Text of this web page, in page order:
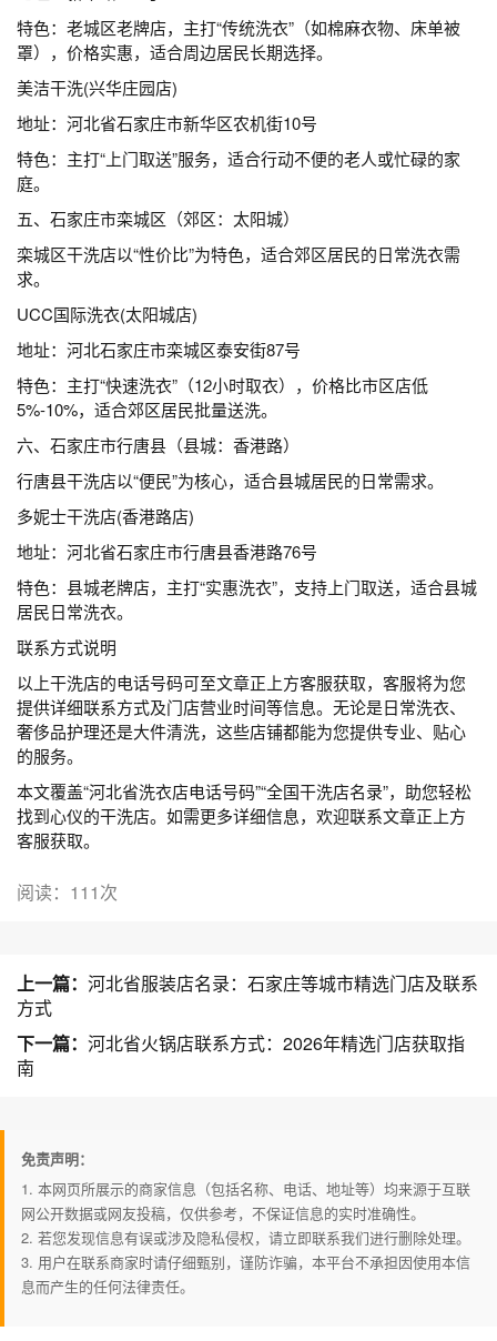
特色：老城区老牌店，主打“传统洗衣”（如棉麻衣物、床单被
罩），价格实惠，适合周边居民长期选择。
美洁干洗(兴华庄园店)
地址：河北省石家庄市新华区农机街10号
特色：主打“上门取送”服务，适合行动不便的老人或忙碌的家
庭。
五、石家庄市栾城区（郊区：太阳城）
栾城区干洗店以“性价比”为特色，适合郊区居民的日常洗衣需
求。
UCC国际洗衣(太阳城店)
地址：河北石家庄市栾城区泰安街87号
特色：主打“快速洗衣”（12小时取衣），价格比市区店低
5%-10%，适合郊区居民批量送洗。
六、石家庄市行唐县（县城：香港路）
行唐县干洗店以“便民”为核心，适合县城居民的日常需求。
多妮士干洗店(香港路店)
地址：河北省石家庄市行唐县香港路76号
特色：县城老牌店，主打“实惠洗衣”，支持上门取送，适合县城
居民日常洗衣。
联系方式说明
以上干洗店的电话号码可至文章正上方客服获取，客服将为您
提供详细联系方式及门店营业时间等信息。无论是日常洗衣、
奢侈品护理还是大件清洗，这些店铺都能为您提供专业、贴心
的服务。
本文覆盖“河北省洗衣店电话号码”“全国干洗店名录”，助您轻松
找到心仪的干洗店。如需更多详细信息，欢迎联系文章正上方
客服获取。
阅读：111次
上一篇： 河北省服装店名录：石家庄等城市精选门店及联系
方式
下一篇： 河北省火锅店联系方式：2026年精选门店获取指
南
免责声明：
1. 本网页所展示的商家信息（包括名称、电话、地址等）均来源于互联
网公开数据或网友投稿，仅供参考，不保证信息的实时准确性。
2. 若您发现信息有误或涉及隐私侵权，请立即联系我们进行删除处理。
3. 用户在联系商家时请仔细甄别，谨防诈骗，本平台不承担因使用本信
息而产生的任何法律责任。